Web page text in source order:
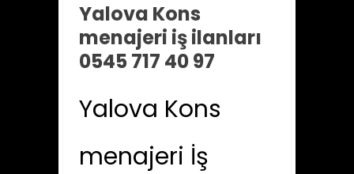
Yalova Kons
menajeri iş ilanları
0545 717 40 97
Yalova Kons
menajeri İş